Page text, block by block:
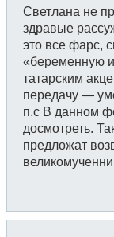
Светлана не
здравые
это все фарс,
«беременную
татарским
передачу —
п.с В данном
досмотреть.
предложат